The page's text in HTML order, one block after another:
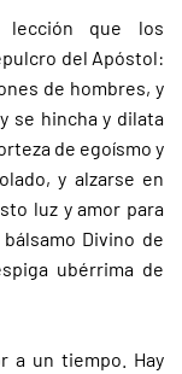
lección que los
del Apóstol:
de hombres, y
se hincha y dilata
de egoísmo y
y alzarse en
luz y amor para
Divino de
ubérrima de
a un tiempo. Hay